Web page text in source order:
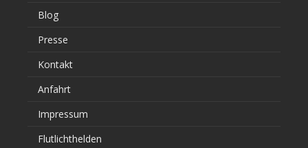
Blog
Presse
Kontakt
Anfahrt
Impressum
Flutlichthelden